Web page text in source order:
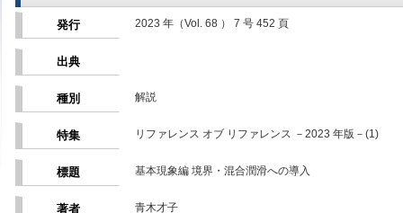
発行 2023 年（Vol. 68 ） 7 号 452 頁
出典
種別 解説
特集 リファレンス オブ リファレンス －2023 年版－(1)
標題 基本現象編 境界・混合潤滑への導入
著者 青木才子